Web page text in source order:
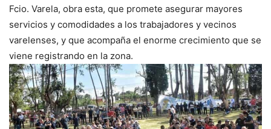
Fcio. Varela, obra esta, que promete asegurar mayores
servicios y comodidades a los trabajadores y vecinos
varelenses, y que acompaña el enorme crecimiento que se
viene registrando en la zona.